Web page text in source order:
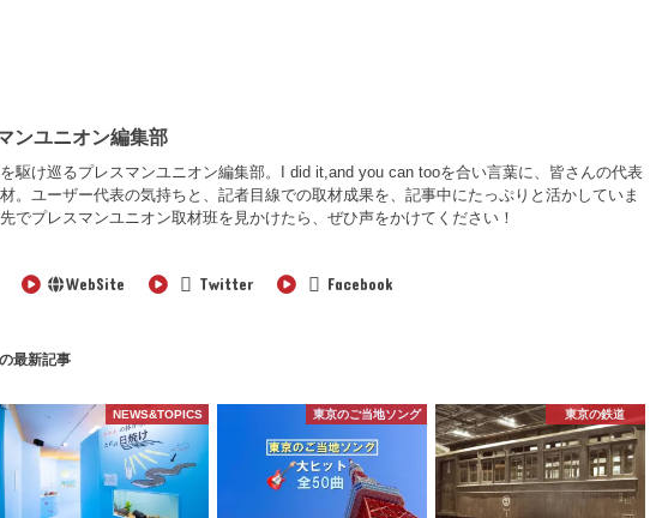
ンユニオン編集部
駆け巡るプレスマンユニオン編集部。I did it,and you can tooを合い言葉に、皆さんの代表
。ユーザー代表の気持ちと、記者目線での取材成果を、記事中にたっぷりと活かしていま
でプレスマンユニオン取材班を見かけたら、ぜひ声をかけてください！
WebSite Twitter Facebook
最新記事
NEWS&TOPICS 東京のご当地ソング 東京の鉄道